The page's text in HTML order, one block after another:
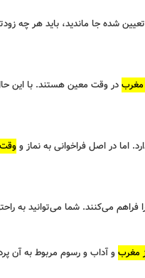
شده جا ماندید، باید هر چه
مغربدر وقت معین هستند. با این
اما در اصل فراخوانی به نماز و
فراهم می‌کنند. شما می‌توانید به
مغربو آداب و رسوم مربوط به آن